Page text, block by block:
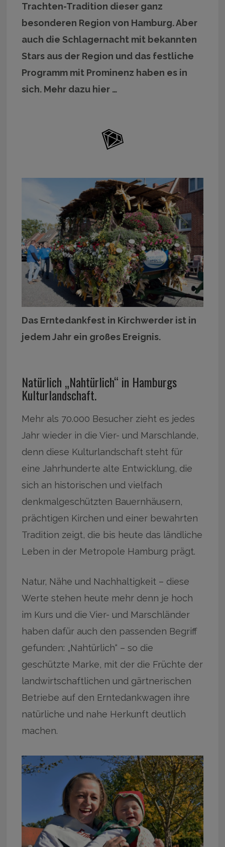
Trachten-Tradition dieser ganz
besonderen Region von Hamburg. Aber
auch die Schlagernacht mit bekannten
Stars aus der Region und das festliche
Programm mit Prominenz haben es in
sich. Mehr dazu hier …
Das Erntedankfest in Kirchwerder ist in
jedem Jahr ein großes Ereignis.
Natürlich „Nahtürlich“ in Hamburgs
Kulturlandschaft.
Mehr als 70.000 Besucher zieht es jedes
Jahr wieder in die Vier- und Marschlande,
denn diese Kulturlandschaft steht für
eine Jahrhunderte alte Entwicklung, die
sich an historischen und vielfach
denkmalgeschützten Bauernhäusern,
prächtigen Kirchen und einer bewahrten
Tradition zeigt, die bis heute das ländliche
Leben in der Metropole Hamburg prägt.
Natur, Nähe und Nachhaltigkeit – diese
Werte stehen heute mehr denn je hoch
im Kurs und die Vier- und Marschländer
haben dafür auch den passenden Begriff
gefunden: „Nahtürlich“ – so die
geschützte Marke, mit der die Früchte der
landwirtschaftlichen und gärtnerischen
Betriebe auf den Erntedankwagen ihre
natürliche und nahe Herkunft deutlich
machen.